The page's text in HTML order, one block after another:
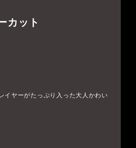
カット
イヤーがたっぷり入った大人かわい